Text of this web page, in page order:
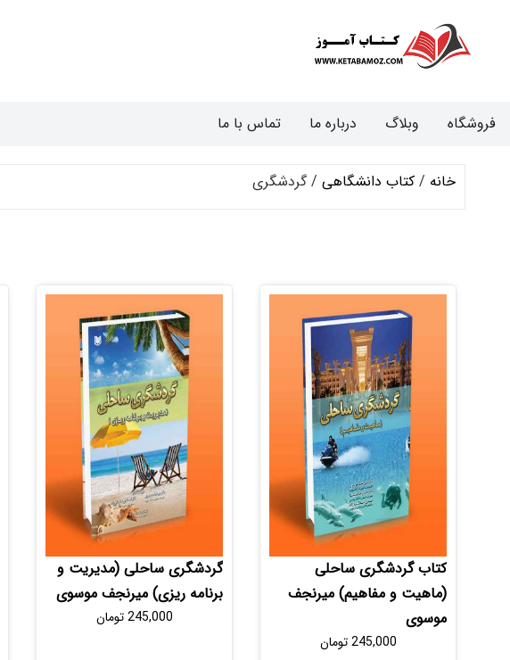
فروشگاه وبلاگ درباره ما تماس با ما
خانه / کتاب دانشگاهی / گردشگری
کتاب گردشگری ساحلی
(ماهیت و مفاهیم) میرنجف
موسوی
245,000 تومان
گردشگری ساحلی (مدیریت و
برنامه ریزی) میرنجف موسوی
245,000تومان